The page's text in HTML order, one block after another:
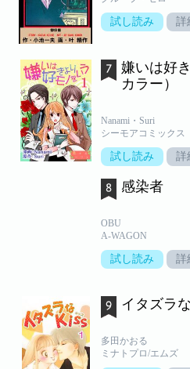
試し読み 詳
嫌いは好
カラー）
Nanami・Suri
シーモアコミックス
試し読み 詳
感染者
OBU
A-WAGON
試し読み 詳
イタズラ
多田かおる
ミナトプロ/エムズ